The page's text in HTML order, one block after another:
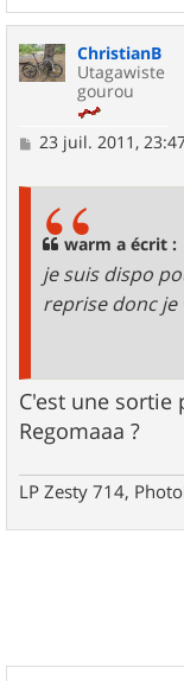
e
ChristianB
Utagawiste
gourou
M
23 juil. 2011,
warm a écrit :
je suis dispo
reprise donc je
C'est une sortie
Regomaaa ?
LP Zesty 714,